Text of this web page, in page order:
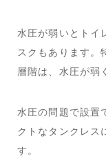
水圧が弱いとトイ
スクもあります。
層階は、水圧が弱
水圧の問題で設置
クトなタンクレス
す。